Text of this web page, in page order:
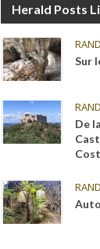
Herald Posts
Sur
De